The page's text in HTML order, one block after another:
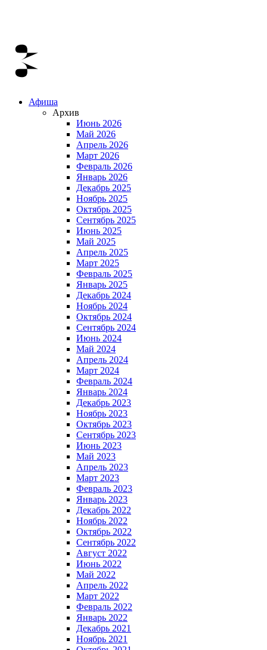
Афиша
Архив
Июнь 2026
Май 2026
Апрель 2026
Март 2026
Февраль 2026
Январь 2026
Декабрь 2025
Ноябрь 2025
Октябрь 2025
Сентябрь 2025
Июнь 2025
Май 2025
Апрель 2025
Март 2025
Февраль 2025
Январь 2025
Декабрь 2024
Ноябрь 2024
Октябрь 2024
Сентябрь 2024
Июнь 2024
Май 2024
Апрель 2024
Март 2024
Февраль 2024
Январь 2024
Декабрь 2023
Ноябрь 2023
Октябрь 2023
Сентябрь 2023
Июнь 2023
Май 2023
Апрель 2023
Март 2023
Февраль 2023
Январь 2023
Декабрь 2022
Ноябрь 2022
Октябрь 2022
Сентябрь 2022
Август 2022
Июнь 2022
Май 2022
Апрель 2022
Март 2022
Февраль 2022
Январь 2022
Декабрь 2021
Ноябрь 2021